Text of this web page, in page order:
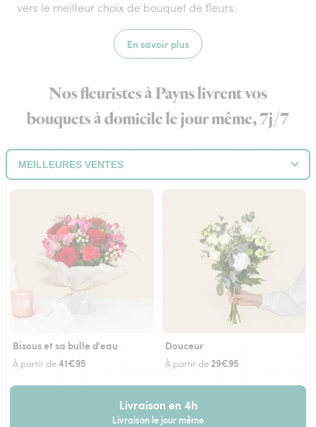
vers le meilleur choix de bouquet de fleurs.
En savoir plus
Nos fleuristes à Payns livrent vos
bouquets à domicile le jour même, 7j/7
Bisous et sa bulle d'eau
À partir de41€95
Douceur
À partir de 29€95
Livraison en 4h
Livraison le jour même